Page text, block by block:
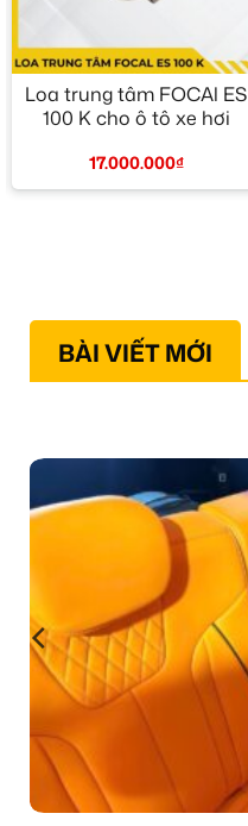
Loa trung tâm FOCAl ES
100 K cho ô tô xe hơi
17.000.000₫
BÀI VIẾT MỚI